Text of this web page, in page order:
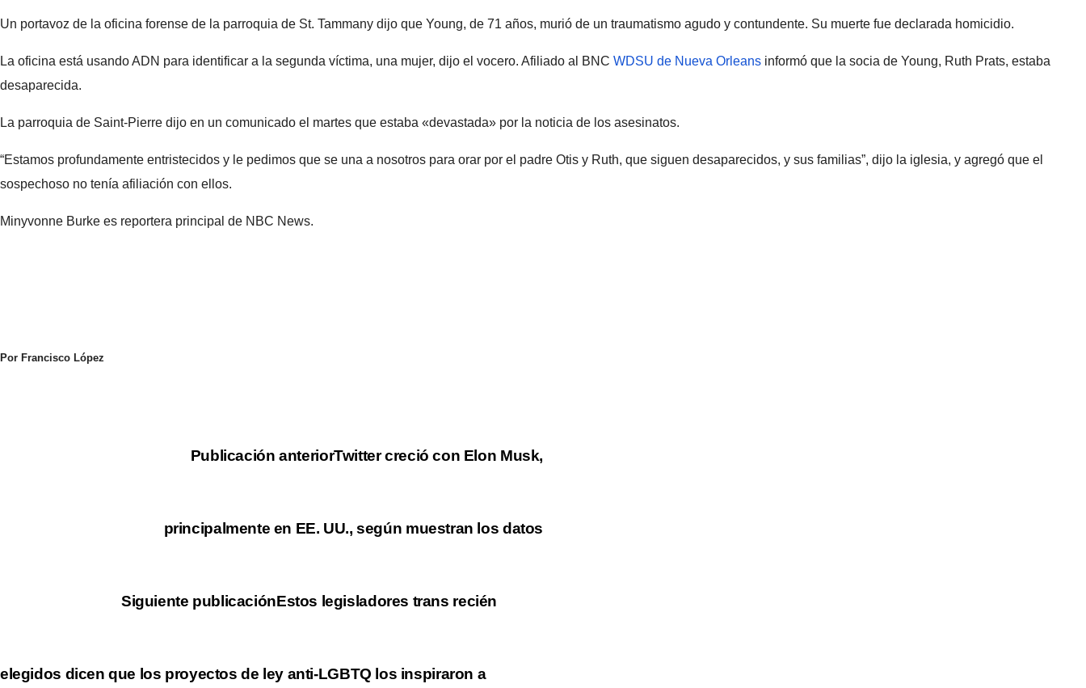
Un portavoz de la oficina forense de la parroquia de St. Tammany dijo que Young, de 71 años, murió de un traumatismo agudo y contundente. Su muerte fue declarada homicidio.
La oficina está usando ADN para identificar a la segunda víctima, una mujer, dijo el vocero. Afiliado al BNC WDSU de Nueva Orleans informó que la socia de Young, Ruth Prats, estaba
desaparecida.
La parroquia de Saint-Pierre dijo en un comunicado el martes que estaba «devastada» por la noticia de los asesinatos.
“Estamos profundamente entristecidos y le pedimos que se una a nosotros para orar por el padre Otis y Ruth, que siguen desaparecidos, y sus familias”, dijo la iglesia, y agregó que el
sospechoso no tenía afiliación con ellos.
Minyvonne Burke es reportera principal de NBC News.
Por Francisco López
Publicación anteriorTwitter creció con Elon Musk,
principalmente en EE. UU., según muestran los datos
Siguiente publicaciónEstos legisladores trans recién
elegidos dicen que los proyectos de ley anti-LGBTQ los inspiraron a